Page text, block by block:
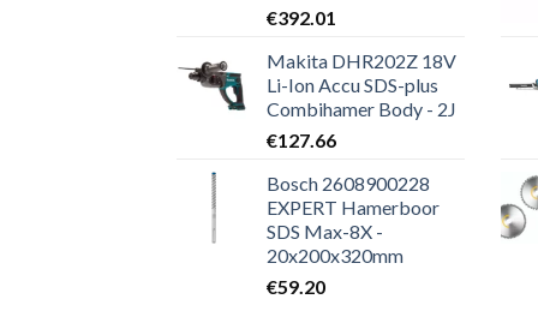
€392.01
Makita DHR202Z 18V
Li-Ion Accu SDS-plus
Combihamer Body - 2J
€127.66
Bosch 2608900228
EXPERT Hamerboor
SDS Max-8X -
20x200x320mm
€59.20